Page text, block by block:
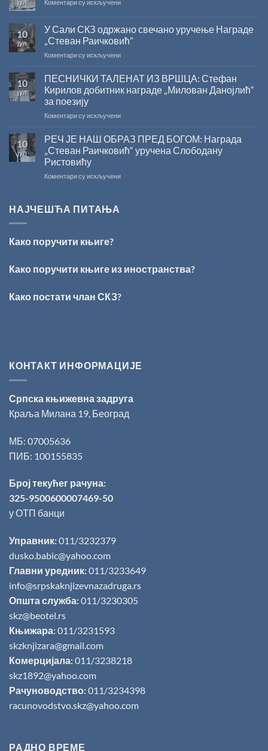
ЖИЧКЕ
2026.
ГОДИНУ
Коментари су искључени
СНИЖЕЊЕ
10
јул
У Сали СКЗ одржано свечано уручење Награде
„Стеван Раичковић”
Коментари су искљученина
Сали
СКЗ
одржано
уручење
„Стеван
Раичковић”
10
јул
ПЕСНИЧКИ ТАЛЕНАТ ИЗ ВРШЦА: Стефан
Кирилов добитник награде „Милован Данојлић“
за поезију
Коментари су искљученина
ТАЛЕНАТ
ИЗ
ВРШЦА:
Кирилов
10
јул
РЕЧ ЈЕ НАШ ОБРАЗ ПРЕД БОГОМ: Награда
„Стеван Раичковић“ уручена Слободану
Ристовићу
Коментари су искљученина
Раичковић“
Ристовићу
НАЈЧЕШЋА ПИТАЊА
Како поручити књиге?
Како поручити књиге из иностранства?
Како постати члан СКЗ?
КОНТАКТ ИНФОРМАЦИЈЕ
Српска књижевна задруга
Краља Милана 19, Београд
МБ: 07005636
ПИБ: 100155835
Број текућег рачуна:
325-9500600007469-50
у ОТП банци
Управник:011/3232379
dusko.babic@yahoo.com
Главни уредник:011/3233649
info@srpskaknjizevnazadruga.rs
Општа служба:011/3230305
skz@beotel.rs
Књижара:011/3231593
skzknjizara@gmail.com
Комерцијала:011/3238218
skz1892@yahoo.com
Рачуноводство:011/3234398
racunovodstvo.skz@yahoo.com
РАДНО ВРЕМЕ